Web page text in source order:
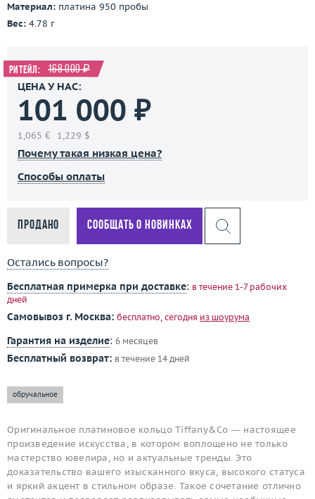
Материал: платина 950 пробы
Вес: 4.78 г
Ритейл: 168 000 ₽
ЦЕНА У НАС:
101 000 ₽
1,065 € 1,229 $
Почему такая низкая цена?
Способы оплаты
Продано Сообщать о новинках
Остались вопросы?
Бесплатная примерка при доставке: в течение 1-7 рабочих
дней
Самовывоз г. Москва: бесплатно, сегодня из шоурума
Гарантия на изделие: 6 месяцев
Бесплатный возврат: в течение 14 дней
обручальное
Оригинальное платиновое кольцо Tiffany&Co — настоящее
произведение искусства, в котором воплощено не только
мастерство ювелира, но и актуальные тренды. Это
доказательство вашего изысканного вкуса, высокого статуса
и яркий акцент в стильном образе. Такое сочетание отлично